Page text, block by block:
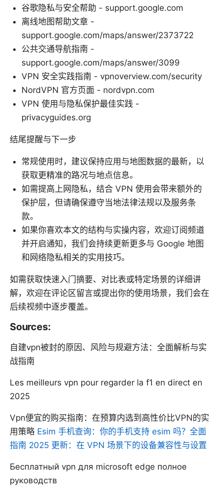
谷歌隐私与安全帮助 - support.google.com
离线地图帮助文章 -
support.google.com/maps/answer/2373722
公共交通导航指南 -
support.google.com/maps/answer/3099
VPN 安全实践指南 - vpnoverview.com/security
NordVPN 官方页面 - nordvpn.com
VPN 使用与隐私保护最佳实践 -
privacyguides.org
结尾提醒与下一步
常规使用时，建议保持应用与地图数据的最新，以
获取更精准的路况与地点信息。
如需提高上网隐私，结合 VPN 使用会带来额外的
保护层，但请确保遵守当地法律法规以及服务条
款。
如果你喜欢本文的结构与实操内容，欢迎订阅频道
并开启通知，我们会持续更新更多与 Google 地图
和网络隐私相关的实用技巧。
如需获取快速入门摘要、对比表或特定场景的详细讲
解，欢迎在评论区留言或提出你的使用场景，我们会在
后续视频中逐步覆盖。
Sources:
自建vpn被封的原因、风险与规避方法：全面解析与实
战指南
Les meilleurs vpn pour regarder la f1 en direct en
2025
Vpn便宜的购买指南：在预算内选到高性价比VPN的实
用策略 Esim 手机查询：你的手机支持 esim 吗？全面
指南 2025 更新：在 VPN 场景下的设备兼容性与设置
Бесплатный vpn для microsoft edge полное
руководств